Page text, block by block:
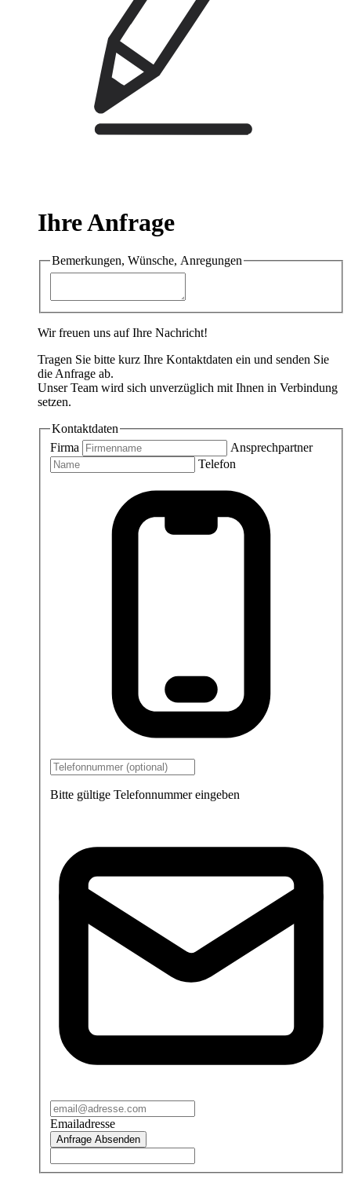
Ihre Anfrage
Bemerkungen, Wünsche, Anregungen
Wir freuen uns auf Ihre Nachricht!
Tragen Sie bitte kurz Ihre Kontaktdaten ein und senden Sie
die Anfrage ab.
Unser Team wird sich unverzüglich mit Ihnen in Verbindung
setzen.
Kontaktdaten
Firma
Ansprechpartner
Telefon
Bitte gültige Telefonnummer eingeben
Emailadresse
Anfrage Absenden